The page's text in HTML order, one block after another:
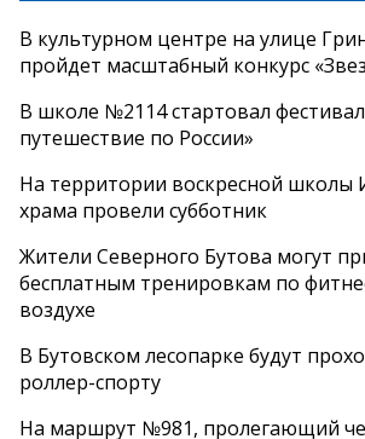
В культурном центре на улице
пройдет масштабный конкурс
В школе №2114 стартовал
путешествие по России»
На территории воскресной школы
храма провели субботник
Жители Северного Бутова могут
бесплатным тренировкам по
воздухе
В Бутовском лесопарке будут
роллер-спорту
На маршрут №981, пролегающий